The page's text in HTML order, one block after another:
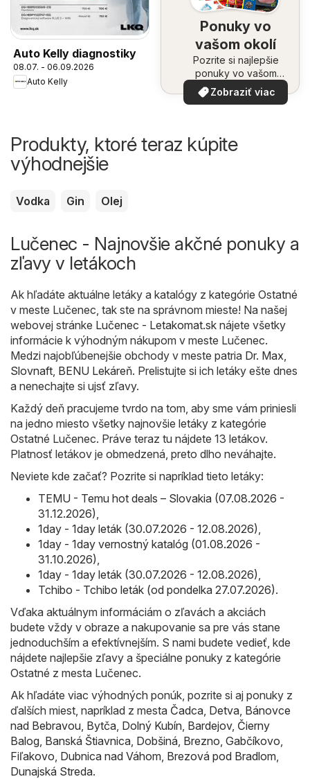
Auto Kelly diagnostiky
08.07. - 06.09.2026
Auto Kelly
Ponuky vo
vašom okolí
Pozrite si najlepšie
ponuky vo vašom
okolí
Zobraziť viac
Produkty, ktoré teraz kúpite
výhodnejšie
Vodka Gin Olej
Lučenec - Najnovšie akčné ponuky a
zľavy v letákoch
Ak hľadáte aktuálne letáky a katalógy z kategórie Ostatné
v meste Lučenec, tak ste na správnom mieste! Na našej
webovej stránke Lučenec - Letakomat.sk nájete všetky
informácie k výhodným nákupom v meste Lučenec.
Medzi najobľúbenejšie obchody v meste patria Dr. Max
Slovnaft BENU Lekáreň. Prelistujte si ich letáky ešte dnes
a nenechajte si ujsť zľavy.
Každý deň pracujeme tvrdo na tom, aby sme vám priniesli
na jedno miesto všetky najnovšie letáky z kategórie
Ostatné Lučenec. Práve teraz tu nájdete 13 letákov.
Platnosť letákov je obmedzená, preto dlho neváhajte.
Neviete kde začať? Pozrite si napríklad tieto letáky:
TEMU - Temu hot deals – Slovakia (07.08.2026 -
31.12.2026)
1day - 1day leták (30.07.2026 - 12.08.2026)
1day - 1day vernostný katalóg (01.08.2026 -
31.10.2026)
1day - 1day leták (30.07.2026 - 12.08.2026)
Tchibo - Tchibo leták (od pondelka 27.07.2026).
Vďaka aktuálnym informáciám o zľavách a akciách
budete vždy v obraze a nakupovanie sa pre vás stane
jednoduchším a efektívnejším. S nami budete vedieť, kde
nájdete najlepšie zľavy a špeciálne ponuky z kategórie
Ostatné z mesta Lučenec.
Ak hľadáte viac výhodných ponúk, pozrite si aj ponuky z
ďalších miest, napríklad z mesta Čadca Detva Bánovce
nad Bebravou Bytča Dolný Kubín Bardejov, Čierny
Balog Banská Štiavnica Dobšiná Brezno Gabčíkovo
Fiľakovo Dubnica nad Váhom Brezová pod Bradlom
Dunajská Streda.